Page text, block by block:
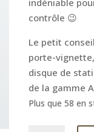
indéniable
contrôle 😉
Le petit
porte-
disque de
de la gamme
Plus que 58 en